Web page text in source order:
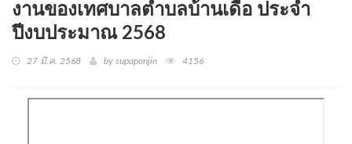
งานของเทศบาลตำบลบ้านเดื่อ ประจำ
ปีงบประมาณ 2568
27 มี.ค. 2568 by supaponjin 4156